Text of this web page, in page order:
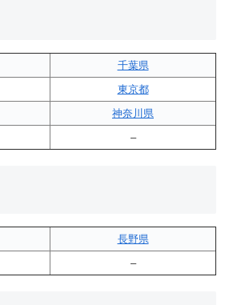
千葉県
東京都
神奈川県
–
長野県
–